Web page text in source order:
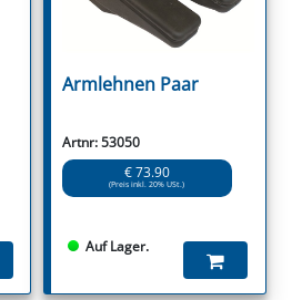
Armlehnen Paar
Artnr: 53050
€ 73.90
(Preis inkl. 20% USt.)
Auf Lager.